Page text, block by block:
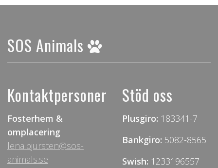
SOS Animals
Kontaktpersoner
Fosterhem &
omplacering
lena.bjursten@sos-
animals.se
Stöd oss
Plusgiro: 183341-7
Bankgiro: 5082-8565
Swish: 1233196557